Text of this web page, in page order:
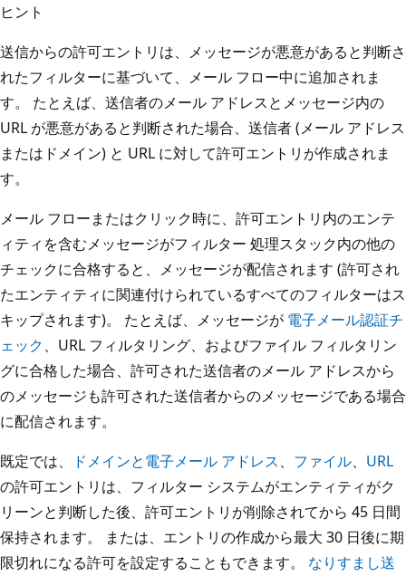
ヒント
送信からの許可エントリは、メッセージが悪意があると判断さ
れたフィルターに基づいて、メール フロー中に追加されま
す。 たとえば、送信者のメール アドレスとメッセージ内の
URL が悪意があると判断された場合、送信者 (メール アドレス
またはドメイン) と URL に対して許可エントリが作成されま
す。
メール フローまたはクリック時に、許可エントリ内のエンテ
ィティを含むメッセージがフィルター 処理スタック内の他の
チェックに合格すると、メッセージが配信されます (許可され
たエンティティに関連付けられているすべてのフィルターはス
キップされます)。 たとえば、メッセージが 電子メール認証チ
ェック、URL フィルタリング、およびファイル フィルタリン
グに合格した場合、許可された送信者のメール アドレスから
のメッセージも許可された送信者からのメッセージである場合
に配信されます。
既定では、
ドメインと電子メール アドレス、 ファイル、 URL
の許可エントリは、フィルター システムがエンティティがク
リーンと判断した後、許可エントリが削除されてから 45 日間
保持されます。 または、エントリの作成から最大 30 日後に期
限切れになる許可を設定することもできます。 なりすまし送